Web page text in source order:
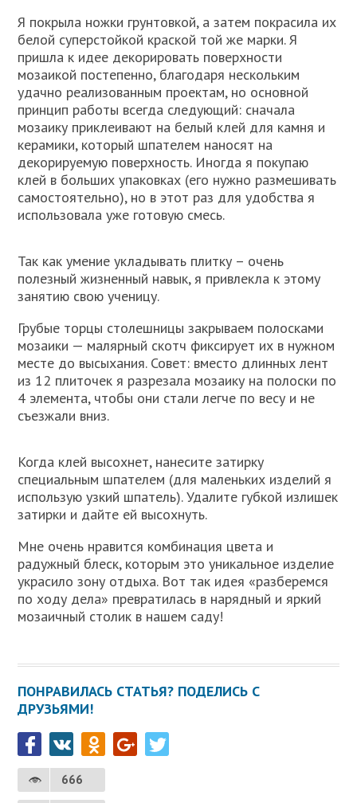
Я покрыла ножки грунтовкой, а затем покрасила их
белой суперстойкой краской той же марки. Я
пришла к идее декорировать поверхности
мозаикой постепенно, благодаря нескольким
удачно реализованным проектам, но основной
принцип работы всегда следующий: сначала
мозаику приклеивают на белый клей для камня и
керамики, который шпателем наносят на
декорируемую поверхность. Иногда я покупаю
клей в больших упаковках (его нужно размешивать
самостоятельно), но в этот раз для удобства я
использовала уже готовую смесь.
Так как умение укладывать плитку – очень
полезный жизненный навык, я привлекла к этому
занятию свою ученицу.
Грубые торцы столешницы закрываем полосками
мозаики — малярный скотч фиксирует их в нужном
месте до высыхания. Совет: вместо длинных лент
из 12 плиточек я разрезала мозаику на полоски по
4 элемента, чтобы они стали легче по весу и не
съезжали вниз.
Когда клей высохнет, нанесите затирку
специальным шпателем (для маленьких изделий я
использую узкий шпатель). Удалите губкой излишек
затирки и дайте ей высохнуть.
Мне очень нравится комбинация цвета и
радужный блеск, которым это уникальное изделие
украсило зону отдыха. Вот так идея «разберемся
по ходу дела» превратилась в нарядный и яркий
мозаичный столик в нашем саду!
ПОНРАВИЛАСЬ СТАТЬЯ? ПОДЕЛИСЬ С
ДРУЗЬЯМИ!
666